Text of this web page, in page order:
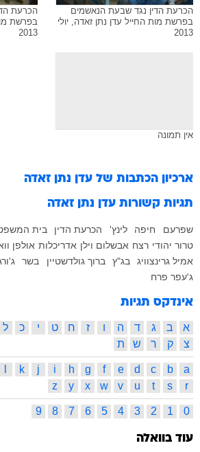
הכרעת הדין נגד שבעת הנאשמים
בפרשת מות החייל עדן נתן זאדה, יולי
2013
הכרעת
בפרשת
2013
אין תמונה
ארכיון הכתבות של עדן נתן זאדה
תגיות קשורות עדן נתן זאדה
שפרעם חיפה לינץ' הכרעת הדין בית
טרור יהודי רצח אבשלום וילן אדריכלות אולפן
אמיל גרינצוויג
בג"ץ ברוך גולדשטיין בשר
ג'עפר פרח
אינדקס תגיות
א ב ג ד ה ו ז ח ט י כ ל
צ
ק ר ש ת
a
b
c
d
e
f
g
h
i
j
k
r
s
t
u
v
w
x
y
z
0
1
2
3
4
5
6
7
8
9
עוד בוואלה